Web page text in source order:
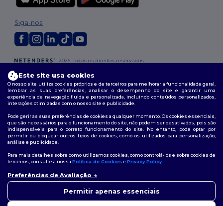
2026. Todos os direitos reservados
|Política de cookies|Mapa do Site
Siga-nos
Este site usa cookies
O nosso site utiliza cookies próprios e de terceiros para melhorar a funcionalidade geral,
lembrar as suas preferências, analisar o desempenho do site e garantir uma
experiência de navegação fluida e personalizada, incluindo conteúdos personalizados,
interações otimizadas com o nosso site e publicidade.
Pode gerir as suas preferências de cookies a qualquer momento. Os cookies essenciais,
que são necessários para o funcionamento do site, não podem ser desativados, pois são
indispensáveis para o correto funcionamento do site. No entanto, pode optar por
permitir ou bloquear outros tipos de cookies, como os utilizados para personalização,
análise e publicidade.
Para mais detalhes sobre como utilizamos cookies, como controlá-los e sobre cookies de
terceiros, consulte a nossa Política de Cookiese Privacy Policy.
Preferências de Avaliação
Permitir apenas essenciais
questão, pode contactar-nos a